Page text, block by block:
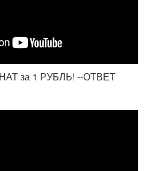
за 1 РУБЛЬ! --ОТВЕТ